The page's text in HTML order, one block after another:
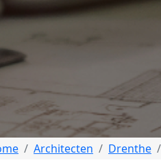
Architecten Drenthe